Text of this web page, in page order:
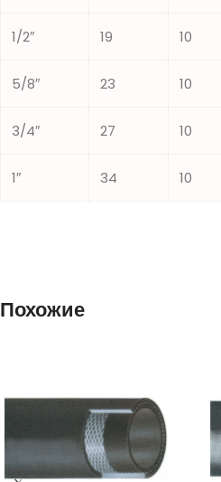
1/2″ 19 10
5/8″ 23 10
3/4″ 27 10
1″ 34 10
Похожие